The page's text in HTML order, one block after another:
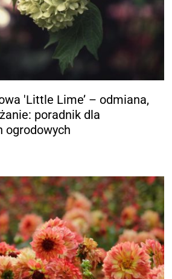
'Little Lime’ – odmiana,
poradnik dla
ogrodowych